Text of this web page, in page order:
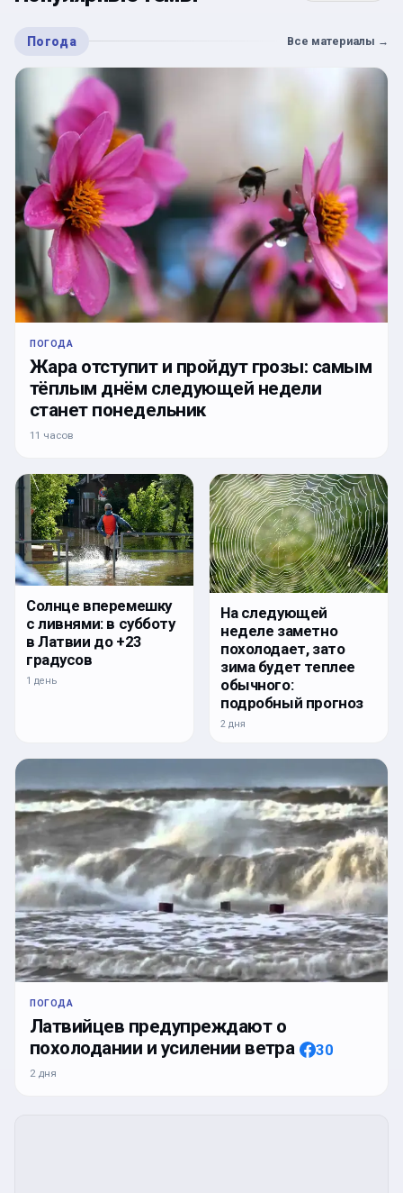
Погода Все материалы →
ПОГОДА
Жара отступит и пройдут грозы: самым
тёплым днём следующей недели
станет понедельник
11 часов
Солнце вперемешку
с ливнями: в субботу
в Латвии до +23
градусов
1 день
На следующей
неделе заметно
похолодает, зато
зима будет теплее
обычного:
подробный прогноз
2 дня
ПОГОДА
Латвийцев предупреждают о
похолодании и усилении ветра
30
2 дня